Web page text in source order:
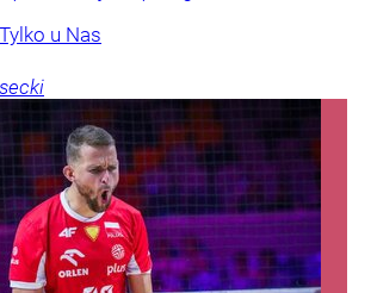
Tylko u Nas